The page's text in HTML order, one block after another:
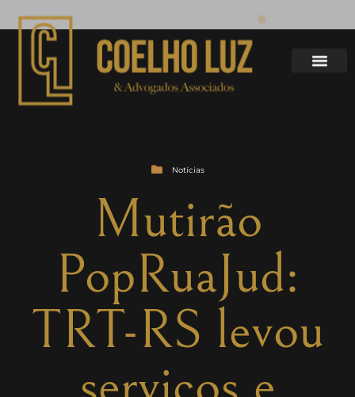
Notícias
Mutirão
PopRuaJud:
TRT-RS levou